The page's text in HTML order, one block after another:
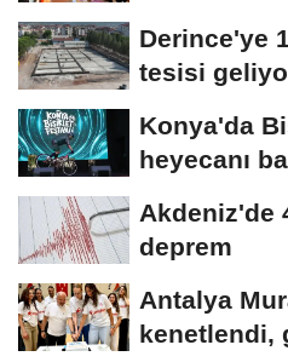
Derince'ye
tesisi
Konya'da
heyecanı
Akdeniz'de
deprem
Antalya
kenetlendi,